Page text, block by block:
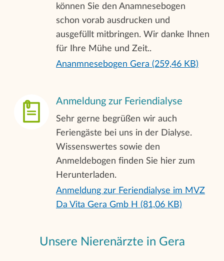
Transplantationsvorbereitung und -
nachsorge
können Sie den Anamnesebogen
schon vorab ausdrucken und
ausgefüllt mitbringen. Wir danke Ihnen
für Ihre Mühe und Zeit..
Ananmnesebogen Gera (259,46 KB)
Anmeldung zur Feriendialyse
Sehr gerne begrüßen wir auch
Feriengäste bei uns in der Dialyse.
Wissenswertes sowie den
Anmeldebogen finden Sie hier zum
Herunterladen.
Anmeldung zur Feriendialyse im MVZ
Da Vita Gera Gmb H (81,06 KB)
Unsere Nierenärzte in Gera